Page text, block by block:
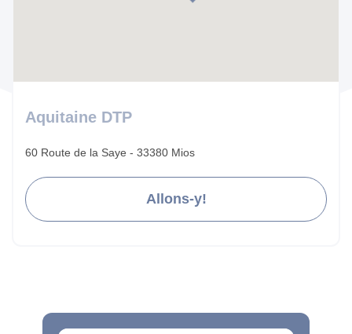
Aquitaine DTP
60 Route de la Saye - 33380 Mios
Allons-y!